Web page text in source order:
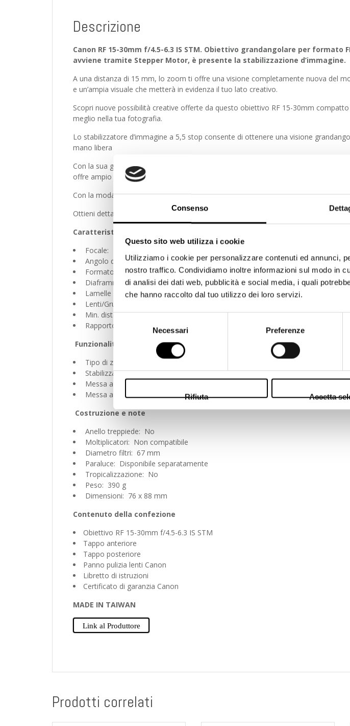
Consenso
Questo sito web utilizza i cookie
Utilizziamo i cookie per personalizzare contenuti ed annunci,
nostro traffico. Condividiamo inoltre informazioni sul modo in
di analisi dei dati web, pubblicità e social media, i quali
che hanno raccolto dal tuo utilizzo dei loro servizi.
del
consenso
Necessari Preferenze
Rifiuta Accetta
Descrizione
Canon RF 15-30mm f/4.5-6.3 IS STM. Obiettivo grandangolare per formato
avviene tramite Stepper Motor, è presente la stabilizzazione d’immagine.
A una distanza di 15 mm, lo zoom ti offre una visione completamente nuova del
e un’ampia visuale che metterà in evidenza il tuo lato creativo.
Scopri nuove possibilità creative offerte da questo obiettivo RF 15-30mm
meglio nella tua fotografia.
Lo stabilizzatore d’immagine a 5,5 stop consente di ottenere una visione
mano libera
Con la sua gamma di lunghezze focali estremamente flessibile di 15-30 mm,
offre ampio spazio alla creatività, sia da vicino sia da lontano.
Con la modalità di messa a fuoco manuale, ti aspetta un nuovo mondo di primi
Ottieni dettagli incredibili fino a 12,8 cm (0,52x) con una nitidezza straordinaria.
Caratteristiche Ottiche
Focale: 15-30 mm
Angolo di campo: 110.4 – 71.5°
Formato: FF, APS-C
Diaframma Max.: f/4.5-6.3
Lamelle diaframma: 7
Lenti/Gruppi: 13 elementi in 11 gruppi
Min. distanza fuoco: 0.16 metri
Rapporto riproduzione: 0.50x
Funzionalità
Tipo di zoom: Ghiera, esterno
Stabilizzazione: Si (incorporata nell’obiettivo)
Messa a fuoco: Stepper Motor
Messa a fuoco interna: Si
Costruzione e note
Anello treppiede: No
Moltiplicatori: Non compatibile
Diametro filtri: 67 mm
Paraluce: Disponibile separatamente
Tropicalizzazione: No
Peso: 390 g
Dimensioni: 76 x 88 mm
Contenuto della confezione
Obiettivo RF 15-30mm f/4.5-6.3 IS STM
Tappo anteriore
Tappo posteriore
Panno pulizia lenti Canon
Libretto di istruzioni
Certificato di garanzia Canon
MADE IN TAIWAN
Link al Produttore
Prodotti correlati